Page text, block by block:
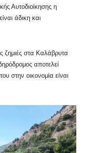
Αυτοδιοίκησης η
άδικη και
ζημιές στα Καλάβρυτα
αποτελεί
στην οικονομία είναι